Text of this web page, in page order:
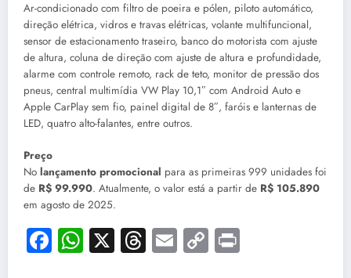
Ar-condicionado com filtro de poeira e pólen, piloto automático,
direção elétrica, vidros e travas elétricas, volante multifuncional,
sensor de estacionamento traseiro, banco do motorista com ajuste
de altura, coluna de direção com ajuste de altura e profundidade,
alarme com controle remoto, rack de teto, monitor de pressão dos
pneus, central multimídia VW Play 10,1″ com Android Auto e
Apple CarPlay sem fio, painel digital de 8″, faróis e lanternas de
LED, quatro alto-falantes, entre outros.
Preço
No lançamento promocional para as primeiras 999 unidades foi
de R$ 99.990. Atualmente, o valor está a partir de R$ 105.890
em agosto de 2025.
Facebook
WhatsApp
X Threads
Email
Copy
Link